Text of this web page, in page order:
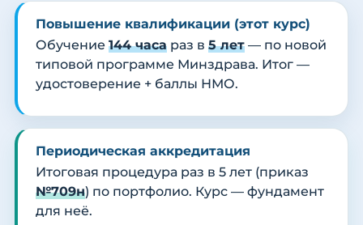
Повышение квалификации (этот курс)
Обучение 144 часа раз в 5 лет — по новой
типовой программе Минздрава. Итог —
удостоверение + баллы НМО.
Периодическая аккредитация
Итоговая процедура раз в 5 лет (приказ
№709н) по портфолио. Курс — фундамент
для неё.